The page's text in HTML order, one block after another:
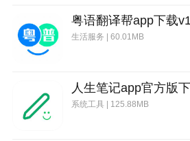
生活服务 | 60.01MB
系统工具 | 125.88MB